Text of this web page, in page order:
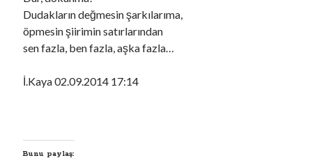
oynatıcı
00:00
Dudakların değmesin şarkılarıma,
öpmesin şiirimin satırlarından
sen fazla, ben fazla, aşka fazla…
İ.Kaya 02.09.2014 17:14
Bunu paylaş: